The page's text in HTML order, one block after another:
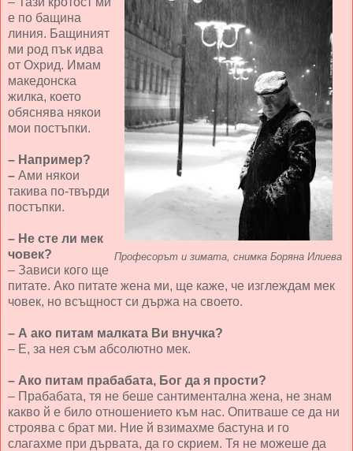
Професорът и зимата, снимка Боряна Илиева
е по бащина
линия. Бащиният
ми род пък идва
от Охрид. Имам
македонска
жилка, което
обяснява някои
мои постъпки.
– Например?
– Ами някои
такива по-твърди
постъпки.
– Не сте ли мек
човек?
– Зависи кого ще
питате. Ако питате жена ми, ще каже, че изглеждам мек
човек, но всъщност си държа на своето.
– А ако питам малката Ви внучка?
– Е, за нея съм абсолютно мек.
– Ако питам прабабата, Бог да я прости?
– Прабабата, тя не беше сантиментална жена, не знам
какво й е било отношението към нас. Опитваше се да ни
строява с брат ми. Ние й взимахме бастуна и го
слагахме при дървата, да го скрием. Тя не можеше да